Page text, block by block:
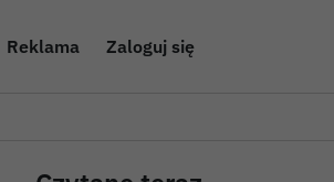
Reklama Zaloguj się